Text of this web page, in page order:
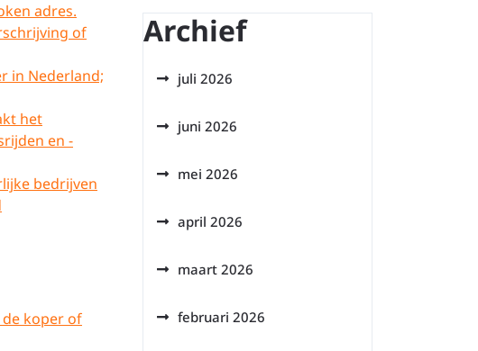
adres.
of
in Nederland;
het
en -
bedrijven
de koper of
Archief
juli 2026
juni 2026
mei 2026
april 2026
maart 2026
februari 2026